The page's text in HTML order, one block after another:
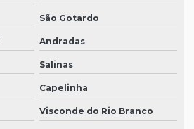
São Gotardo
Andradas
Salinas
Capelinha
Visconde do Rio Branco